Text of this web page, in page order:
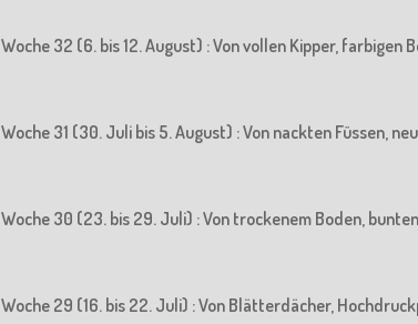
Woche 32 (6. bis 12. August) : Von vollen Kipper, farbigen
Woche 31 (30. Juli bis 5. August) : Von nackten Füssen,
Woche 30 (23. bis 29. Juli) : Von trockenem Boden,
Woche 29 (16. bis 22. Juli) : Von Blätterdächer,